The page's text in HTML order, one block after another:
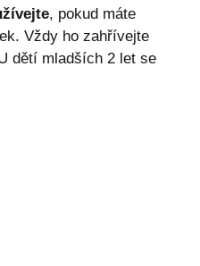
, pokud máte
Vždy ho zahřívejte
dětí mladších 2 let se